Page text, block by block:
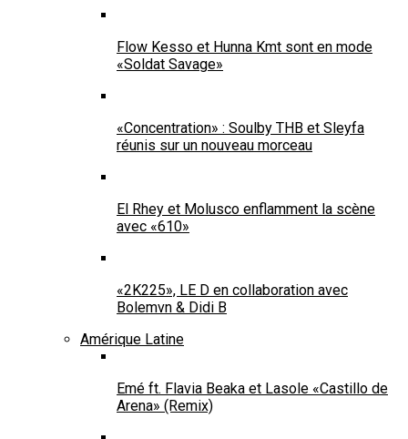
Flow Kesso et Hunna Kmt sont en mode
«Soldat Savage»
«Concentration» : Soulby THB et Sleyfa
réunis sur un nouveau morceau
El Rhey et Molusco enflamment la scène
avec «610»
«2K225», LE D en collaboration avec
Bolemvn & Didi B
Amérique Latine
Emé ft. Flavia Beaka et Lasole «Castillo de
Arena» (Remix)